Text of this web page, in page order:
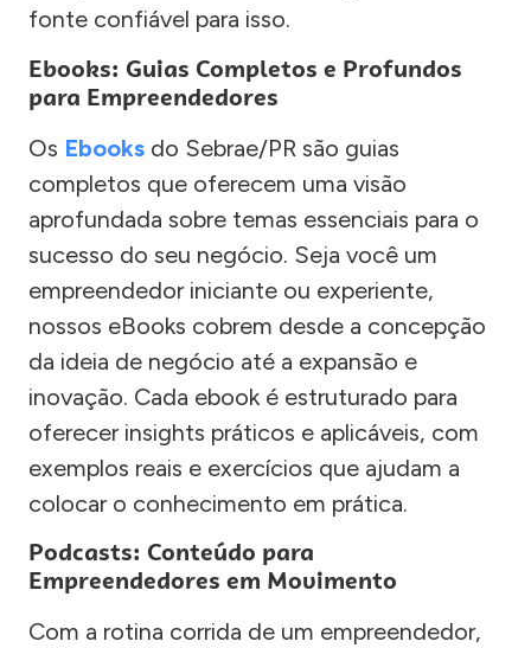
fonte confiável para isso.
Ebooks: Guias Completos e Profundos
para Empreendedores
Os Ebooks do Sebrae/PR são guias
completos que oferecem uma visão
aprofundada sobre temas essenciais para o
sucesso do seu negócio. Seja você um
empreendedor iniciante ou experiente,
nossos eBooks cobrem desde a concepção
da ideia de negócio até a expansão e
inovação. Cada ebook é estruturado para
oferecer insights práticos e aplicáveis, com
exemplos reais e exercícios que ajudam a
colocar o conhecimento em prática.
Podcasts: Conteúdo para
Empreendedores em Movimento
Com a rotina corrida de um empreendedor,